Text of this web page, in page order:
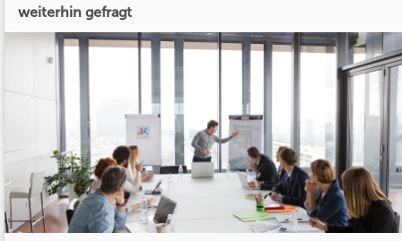
weiterhin gefragt